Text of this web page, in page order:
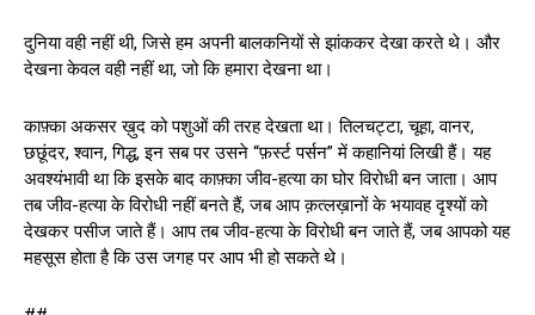
दुनिया वही नहीं थी, जिसे हम अपनी बालकनियों से झांककर देखा करते थे। और
देखना केवल वही नहीं था, जो कि हमारा देखना था।
काफ़्का अकसर ख़ुद को पशुओं की तरह देखता था। तिलचट्टा, चूहा, वानर,
छछूंदर, श्‍वान, गिद्ध, इन सब पर उसने “फ़र्स्‍ट पर्सन” में कहानियां लिखी हैं। यह
अवश्यंभावी था कि इसके बाद काफ़्का जीव-हत्या का घोर विरोधी बन जाता। आप
तब जीव-हत्या के विरोधी नहीं बनते हैं, जब आप क़त्लख़ानों के भयावह दृश्यों को
देखकर पसीज जाते हैं। आप तब जीव-हत्या के विरोधी बन जाते हैं, जब आपको यह
महसूस होता है कि उस जगह पर आप भी हो सकते थे।